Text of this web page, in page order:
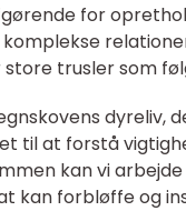
for
trusler som
dyreliv,
til at forstå
kan vi
kan forbløffe og